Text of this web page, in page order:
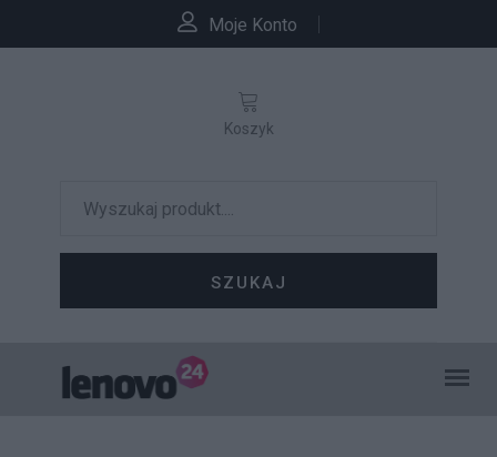
Moje Konto
SZUKAJ
Koszyk